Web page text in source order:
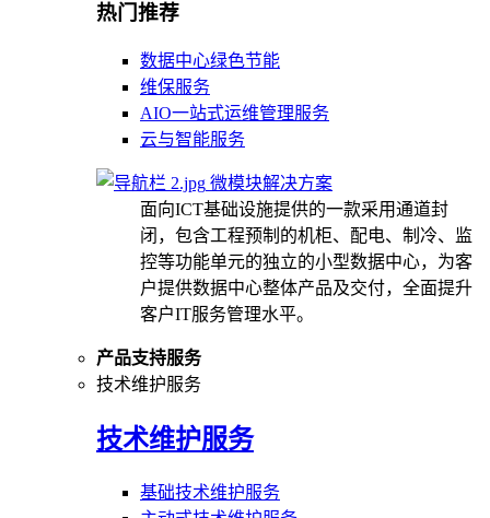
热门推荐
数据中心绿色节能
维保服务
AIO一站式运维管理服务
云与智能服务
微模块解决方案
面向ICT基础设施提供的一款采用通道封
闭，包含工程预制的机柜、配电、制冷、监
控等功能单元的独立的小型数据中心，为客
户提供数据中心整体产品及交付，全面提升
客户IT服务管理水平。
产品支持服务
技术维护服务
技术维护服务
基础技术维护服务